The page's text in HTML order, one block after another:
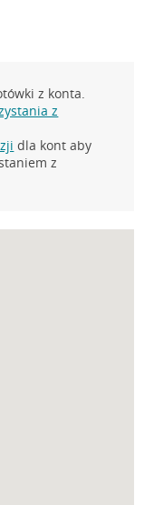
z konta.
z
dla kont aby
z